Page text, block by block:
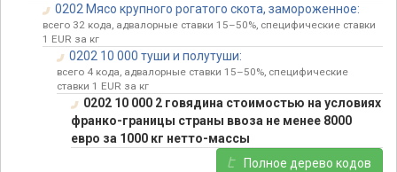
0202 Мясо крупного рогатого скота, замороженное:
всего 32 кода, адвалорные ставки 15–50%, специфические ставки
1 EUR за кг
0202 10 000 туши и полутуши:
всего 4 кода, адвалорные ставки 15–50%, специфические
ставки 1 EUR за кг
0202 10 000 2 говядина стоимостью на условиях
франко-границы страны ввоза не менее 8000
евро за 1000 кг нетто-массы
Полное дерево кодов